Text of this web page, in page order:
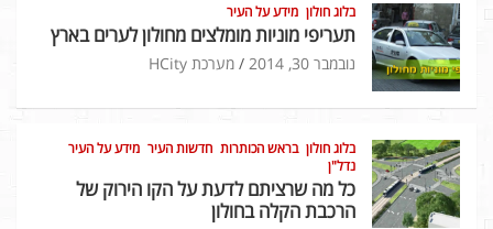
בלוג חולון מידע על העיר
תעריפי מוניות מומלצים מחולון לערים בארץ
נובמבר 30, 2014 מערכת HCity
בלוג חולון בראש הכותרות חדשות העיר מידע על העיר
נדל"ן
כל מה שרציתם לדעת על הקו הירוק של
הרכבת הקלה בחולון